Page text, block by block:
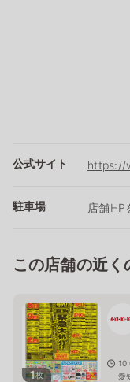
公式サイト https://
駐車場 店舗HP
この店舗の近く
1枚
愛